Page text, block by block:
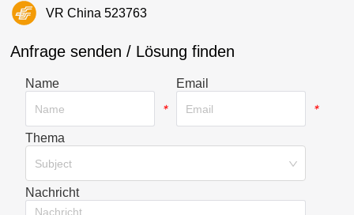
VR China 523763
Anfrage senden / Lösung finden
Name
*
Email
*
Thema
Subject
Nachricht